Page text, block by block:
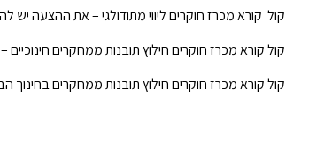
קול קורא מכרז חוקרים ליווי מתודולגי– את ההצעה יש להגיש עד יום
קול קורא מכרז חוקרים חילוץ תובנות ממחקרים חינוכיים–
קול קורא מכרז חוקרים חילוץ תובנות ממחקרים בחינוך